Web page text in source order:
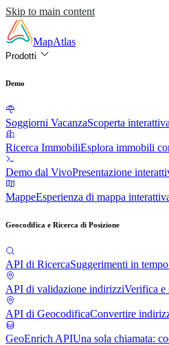
Skip to main content
MapAtlas
Prodotti
Demo
Soggiorni VacanzaScoperta
Ricerca ImmobiliEsplora immobili
Demo dal VivoPresentazione
MappeEsperienza di mappa
Geocodifica e Ricerca di Posizione
API di RicercaSuggerimenti in
API di validazione indirizziVerifica e
API di GeocodificaConvertire
GeoEnrich APIUna sola chiamata: